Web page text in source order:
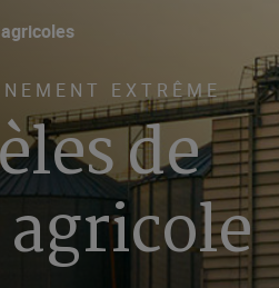
EXTRÊME
de